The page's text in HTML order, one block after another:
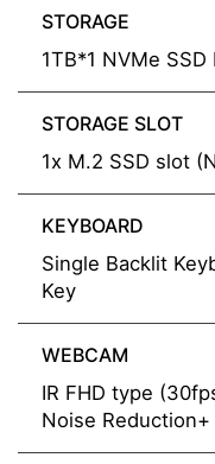
STORAGE
1TB*1 NVMe SSD
STORAGE SLOT
1x M.2 SSD slot
KEYBOARD
Single Backlit
Key
WEBCAM
IR FHD type
Noise Reduction+